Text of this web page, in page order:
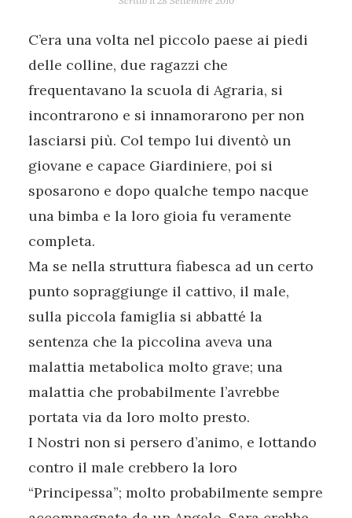
C’era una volta nel piccolo paese ai piedi
delle colline, due ragazzi che
frequentavano la scuola di Agraria, si
incontrarono e si innamorarono per non
lasciarsi più. Col tempo lui diventò un
giovane e capace Giardiniere, poi si
sposarono e dopo qualche tempo nacque
una bimba e la loro gioia fu veramente
completa.
Ma se nella struttura fiabesca ad un certo
punto sopraggiunge il cattivo, il male,
sulla piccola famiglia si abbatté la
sentenza che la piccolina aveva una
malattia metabolica molto grave; una
malattia che probabilmente l’avrebbe
portata via da loro molto presto.
I Nostri non si persero d’animo, e lottando
contro il male crebbero la loro
“Principessa”; molto probabilmente sempre